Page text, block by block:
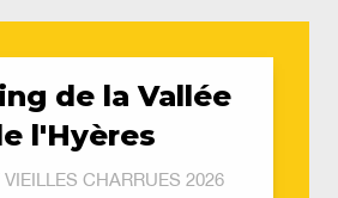
de la Vallée
l'Hyères
CHARRUES 2026